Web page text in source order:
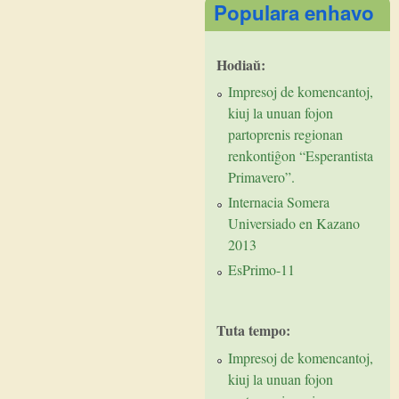
Populara enhavo
Hodiaŭ:
Impresoj de komencantoj,
kiuj la unuan fojon
partoprenis regionan
renkontiĝon “Esperantista
Primavero”.
Internacia Somera
Universiado en Kazano
2013
EsPrimo-11
Tuta tempo:
Impresoj de komencantoj,
kiuj la unuan fojon